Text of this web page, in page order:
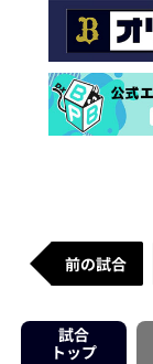
前の試合
試合
トップ